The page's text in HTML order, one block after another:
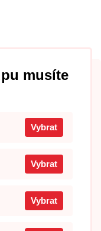
musíte
Vybrat
Vybrat
Vybrat